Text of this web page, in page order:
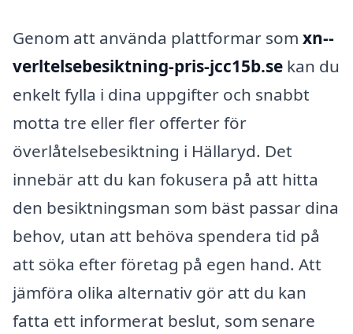
Genom att använda plattformar som xn--
verltelsebesiktning-pris-jcc15b.se kan du
enkelt fylla i dina uppgifter och snabbt
motta tre eller fler offerter för
överlåtelsebesiktning i Hällaryd. Det
innebär att du kan fokusera på att hitta
den besiktningsman som bäst passar dina
behov, utan att behöva spendera tid på
att söka efter företag på egen hand. Att
jämföra olika alternativ gör att du kan
fatta ett informerat beslut, som senare